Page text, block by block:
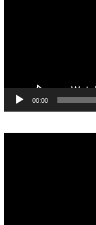
00:00